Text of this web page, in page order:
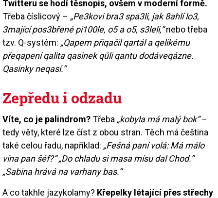
Twitteru se hodí těsnopis, ovšem v moderní formě.
Třeba číslicový – „Pe3kovi bra3 spa3li, jak 8ahlí lo3,
3mající pos3břené pi100le, o5 a o5, s3leli,“nebo třeba
tzv. Q-systém: „Qapem přiqačil qartál a qelikému
přeqapení qalita qasinek qůli qantu dodáveqázne.
Qasinky neqasí.“
Zepředu i odzadu
Víte, co je palindrom?Třeba „kobyla má malý bok“–
tedy věty, které lze číst z obou stran. Těch má čeština
také celou řadu, například: „Fešná paní volá: Má málo
vína pan šéf?“ „Do chladu si masa mísu dal Chod.“
„Sabina hrává na varhany bas.“
A co takhle jazykolamy? Křepelky létající přes střechy